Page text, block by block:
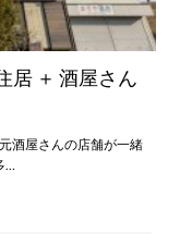
居 ＋ 酒屋さん
酒屋さんの店舗が一緒
…